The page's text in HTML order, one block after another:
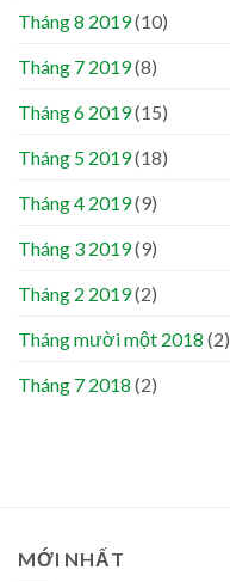
Tháng 8 2019(10)
Tháng 7 2019(8)
Tháng 6 2019(15)
Tháng 5 2019(18)
Tháng 4 2019(9)
Tháng 3 2019(9)
Tháng 2 2019(2)
Tháng mười một 2018 (2)
Tháng 7 2018 (2)
MỚI NHẤT